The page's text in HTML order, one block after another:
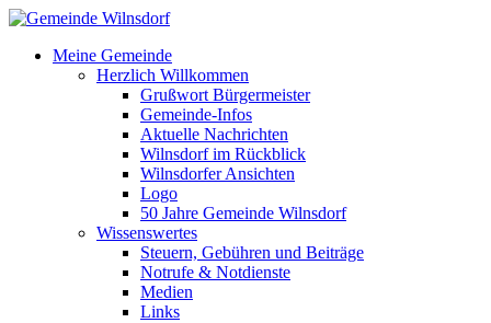
Meine Gemeinde
Herzlich Willkommen
Grußwort Bürgermeister
Gemeinde-Infos
Aktuelle Nachrichten
Wilnsdorf im Rückblick
Wilnsdorfer Ansichten
Logo
50 Jahre Gemeinde Wilnsdorf
Wissenswertes
Steuern, Gebühren und Beiträge
Notrufe & Notdienste
Medien
Links